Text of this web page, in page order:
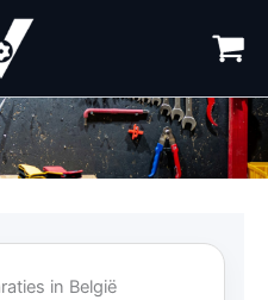
in België